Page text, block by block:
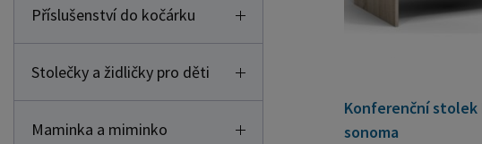
Příslušenství do kočárku
Stolečky a židličky pro děti
Maminka a miminko
Konferenční stolek
sonoma